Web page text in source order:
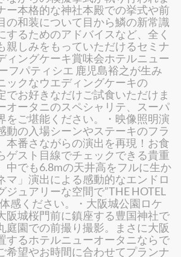
ー本格的な神社本殿での挙式や前
の和装について目から鱗の新常識
するためのアドバイスなど、全く
親しみをもっていただけるセミナ
ィングケーキ賞味会ホテルニュー
フパティシエ 鹿児島裕之が生み
ックなウエディングケーキの
でお好きなだけご試食いただけま
オータニのスペシャリテ、スーパ
をご堪能ください。・映像照明演
動の入場シーンやステーキのフラ
本番さながらの演出を再現！お食
ゲスト目線でチェックできる貴重
中でも6.8mの天井高をフルに生か
マ」演出による感動的なエンドロ
ジュアリーな空間で”THE HOTEL
感ください。・大阪城公園ロケ
阪城桜門前に鎮座する豊国神社で
庭園での前撮り撮影。まさに大阪
するホテルニューオータニならで
希望やお時間に合わせてプランナ